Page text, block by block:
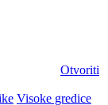
Otvoriti
Visoke gredice